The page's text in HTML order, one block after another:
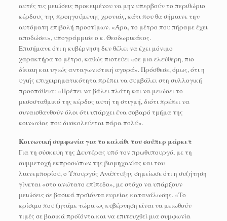
αυτές τις μειώσεις προκειμένου να μην υπερβούν το περιθώριο
κέρδους της προηγούμενης χρονιάς, κάτι που θα σήμαινε την
αυτόματη επιβολή προστίμων. «Άρα, το μέτρο που πήραμε έχει
αποδώσει», υπογράμμισε ο κ. Θεοδωρικάκος.
Επισήμανε ότι η κυβέρνηση δεν θέλει να έχει μόνιμο
χαρακτήρα το μέτρο, καθώς πιστεύει «σε μια ελεύθερη, πιο
δίκαιη και υγιώς ανταγωνιστική αγορά». Πρόσθεσε, όμως, ότι η
υγιής επιχειρηματικότητα πρέπει να συμβάλει στη συλλογική
προσπάθεια: «Πρέπει να βάλει πλάτη και να μειώσει το
μεσοσταθμικό της κέρδος αυτή τη στιγμή, διότι πρέπει να
συναισθανθούν όλοι ότι υπάρχει ένα σοβαρό τμήμα της
κοινωνίας που δυσκολεύεται πάρα πολύ».
Κοινωνική συμφωνία για το καλάθι του σούπερ μάρκετ
Για τη σύσκεψη της Δευτέρας υπό τον πρωθυπουργό, με τη
συμμετοχή εκπροσώπων της βιομηχανίας και του
λιανεμπορίου, ο Υπουργός Ανάπτυξης σημείωσε ότι η συζήτηση
γίνεται «στο ανώτατο επίπεδο», με στόχο να υπάρξουν
μειώσεις σε βασικά προϊόντα ευρείας κατανάλωσης. «Το
κρίσιμο που ζητάμε τώρα ως κυβέρνηση είναι να μειωθούν
τιμές σε βασικά προϊόντα και να επιτευχθεί μια συμφωνία